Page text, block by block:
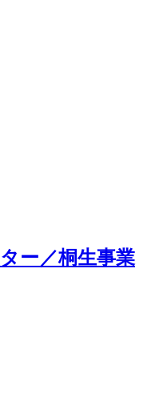
ー／桐生事業